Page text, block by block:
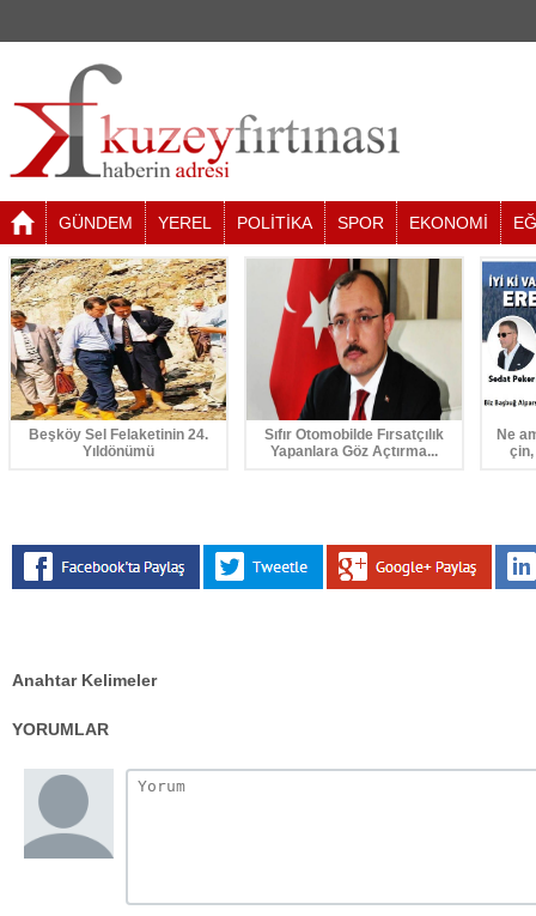
GÜNDEM YEREL POLİTİKA SPOR EKONOMİ
Beşköy Sel Felaketinin 24.
Yıldönümü
Sıfır Otomobilde Fırsatçılık
Yapanlara Göz Açtırma...
Ne
Anahtar Kelimeler
YORUMLAR